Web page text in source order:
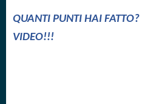
QUANTI PUNTI HAI
VIDEO!!!